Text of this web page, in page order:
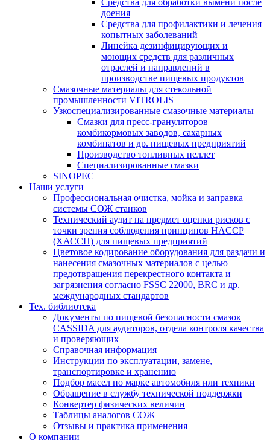
Средства для обработки вымени после
доения
Средства для профилактики и лечения
копытных заболеваний
Линейка дезинфицирующих и
моющих средств для различных
отраслей и направлений в
производстве пищевых продуктов
Смазочные материалы для стекольной
промышленности VITROLIS
Узкоспециализированные смазочные материалы
Смазки для пресс-грануляторов
комбикормовых заводов, сахарных
комбинатов и др. пищевых предприятий
Производство топливных пеллет
Специализированные смазки
SINOPEC
Наши услуги
Профессиональная очистка, мойка и заправка
системы СОЖ станков
Технический аудит на предмет оценки рисков с
точки зрения соблюдения принципов HACCP
(ХАССП) для пищевых предприятий
Цветовое кодирование оборудования для раздачи и
нанесения смазочных материалов с целью
предотвращения перекрестного контакта и
загрязнения согласно FSSC 22000, BRC и др.
международных стандартов
Тех. библиотека
Документы по пищевой безопасности смазок
CASSIDA для аудиторов, отдела контроля качества
и проверяющих
Справочная информация
Инструкции по эксплуатации, замене,
транспортировке и хранению
Подбор масел по марке автомобиля или техники
Обращение в службу технической поддержки
Конвертер физических величин
Таблицы аналогов СОЖ
Отзывы и практика применения
О компании